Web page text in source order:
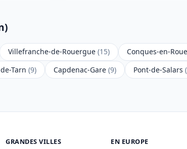
Villefranche-de-Rouergue (15) Conques-en-
Tarn (9) Capdenac-Gare (9) Pont-de-Salars
GRANDES VILLES EN EUROPE